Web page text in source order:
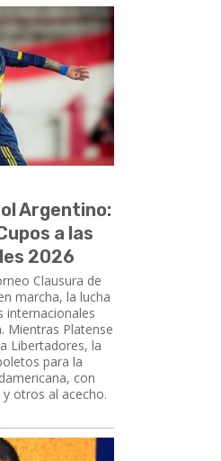
Argentino:
a las
2026
Clausura de
marcha, la lucha
internacionales
Mientras Platense
Libertadores, la
para la
con
otros al acecho.